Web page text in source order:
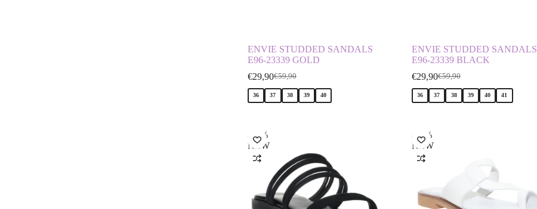
ENVIE STUDDED SANDALS
E96-23339 GOLD
€59,90
€29,90
36 37 38 39 40
ENVIE STUDDED SANDALS
E96-23339 BLACK
€59,90
€29,90
36 37 38 39 40 41
-17%
NEW
-14%
NEW